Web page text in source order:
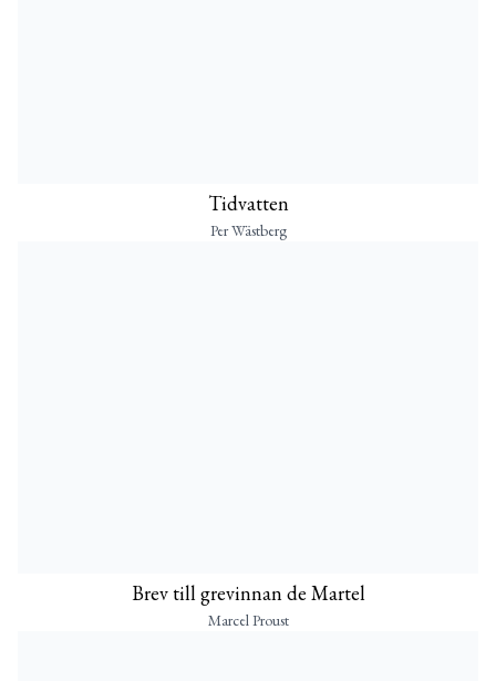
Tidvatten
Per Wästberg
Brev till grevinnan de Martel
Marcel Proust